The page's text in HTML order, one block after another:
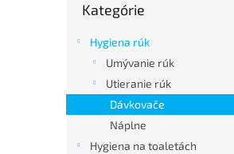
kategórie
Kategórie
Hygiena rúk
Umývanie rúk
Utieranie rúk
Dávkovače
Náplne
Hygiena na toaletách